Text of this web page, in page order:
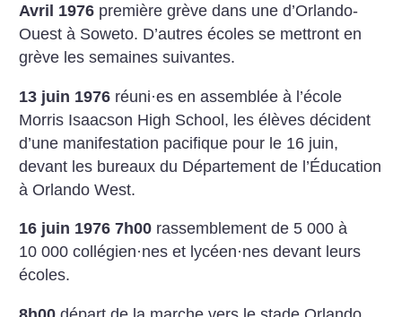
Avril 1976 première grève dans une d’Orlando-
Ouest à Soweto. D’autres écoles se mettront en
grève les semaines suivantes.
13 juin 1976 réuni·es en assemblée à l’école
Morris Isaacson High School, les élèves décident
d’une manifestation pacifique pour le 16 juin,
devant les bureaux du Département de l’Éducation
à Orlando West.
16 juin 1976 7h00 rassemblement de 5 000 à
10 000 collégien·nes et lycéen·nes devant leurs
écoles.